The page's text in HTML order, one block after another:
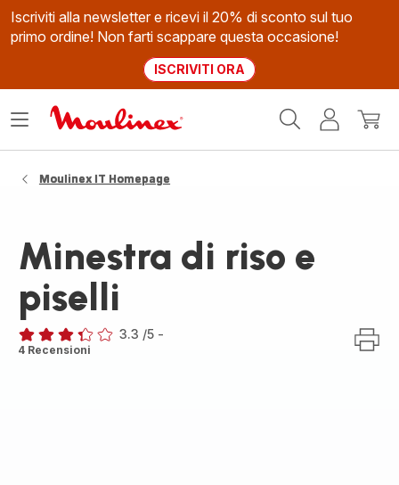
Iscriviti alla newsletter e ricevi il 20% di sconto sul tuo
primo ordine! Non farti scappare questa occasione!
ISCRIVITI ORA
Il
Apri
Moulinex IT Homepage
Minestra di riso e
piselli
ratings.3.3
3.3 /5 -
4 Recensioni